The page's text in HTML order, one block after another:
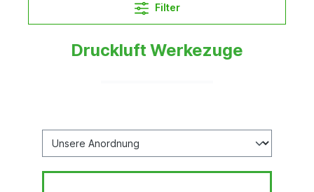
Filter
Druckluft Werkezuge